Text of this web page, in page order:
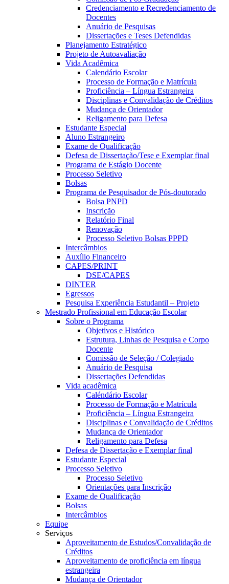
Credenciamento e Recredenciamento de
Docentes
Anuário de Pesquisas
Dissertações e Teses Defendidas
Planejamento Estratégico
Projeto de Autoavaliação
Vida Acadêmica
Calendário Escolar
Processo de Formação e Matrícula
Proficiência – Língua Estrangeira
Disciplinas e Convalidação de Créditos
Mudança de Orientador
Religamento para Defesa
Estudante Especial
Aluno Estrangeiro
Exame de Qualificação
Defesa de Dissertação/Tese e Exemplar final
Programa de Estágio Docente
Processo Seletivo
Bolsas
Programa de Pesquisador de Pós-doutorado
Bolsa PNPD
Inscrição
Relatório Final
Renovação
Processo Seletivo Bolsas PPPD
Intercâmbios
Auxílio Financeiro
CAPES/PRINT
DSE/CAPES
DINTER
Egressos
Pesquisa Experiência Estudantil – Projeto
Mestrado Profissional em Educação Escolar
Sobre o Programa
Objetivos e Histórico
Estrutura, Linhas de Pesquisa e Corpo
Docente
Comissão de Seleção / Colegiado
Anuário de Pesquisa
Dissertações Defendidas
Vida acadêmica
Caléndário Escolar
Processo de Formação e Matrícula
Proficiência – Língua Estrangeira
Disciplinas e Convalidação de Créditos
Mudança de Orientador
Religamento para Defesa
Defesa de Dissertação e Exemplar final
Estudante Especial
Processo Seletivo
Processo Seletivo
Orientações para Inscrição
Exame de Qualificação
Bolsas
Intercâmbios
Equipe
Serviços
Aproveitamento de Estudos/Convalidação de
Créditos
Aproveitamento de proficiência em língua
estrangeira
Mudança de Orientador